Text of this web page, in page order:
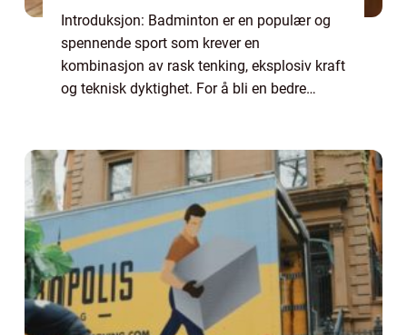
Introduksjon: Badminton er en populær og
spennende sport som krever en
kombinasjon av rask tenking, eksplosiv kraft
og teknisk dyktighet. For å bli en bedre
artikk...